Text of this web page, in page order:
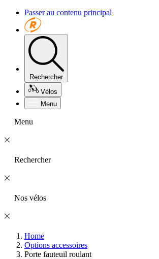
Passer au contenu principal
Rechercher
Vélos
Menu
Menu
Rechercher
Nos vélos
Home
Options accessoires
Porte fauteuil roulant